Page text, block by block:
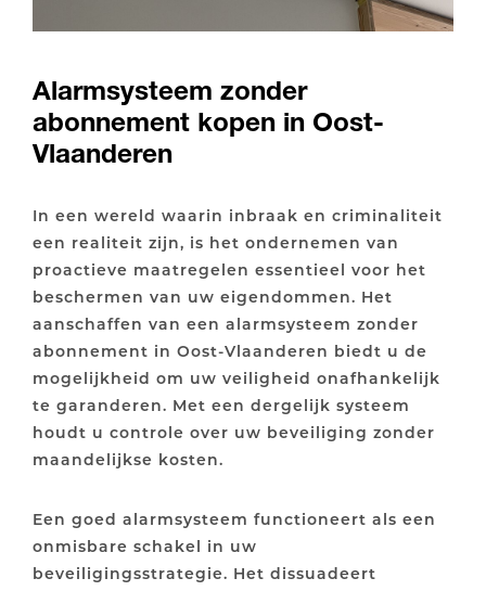
Alarmsysteem zonder
abonnement kopen in Oost-
Vlaanderen
In een wereld waarin inbraak en criminaliteit
een realiteit zijn, is het ondernemen van
proactieve maatregelen essentieel voor het
beschermen van uw eigendommen. Het
aanschaffen van een alarmsysteem zonder
abonnement in Oost-Vlaanderen biedt u de
mogelijkheid om uw veiligheid onafhankelijk
te garanderen. Met een dergelijk systeem
houdt u controle over uw beveiliging zonder
maandelijkse kosten.
Een goed alarmsysteem functioneert als een
onmisbare schakel in uw
beveiligingsstrategie. Het dissuadeert